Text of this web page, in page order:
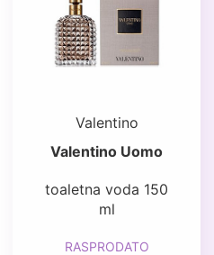
Valentino
Valentino Uomo
toaletna voda 150
ml
RASPRODATO